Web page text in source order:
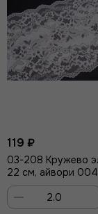
119 ₽
03-208 Кружево
22 см, айвори 004